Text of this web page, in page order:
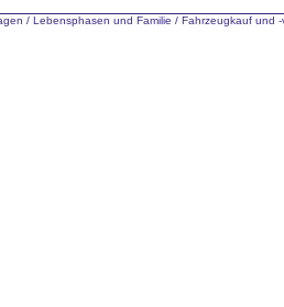
/ Lebensphasen und Familie / Fahrzeugkauf und -